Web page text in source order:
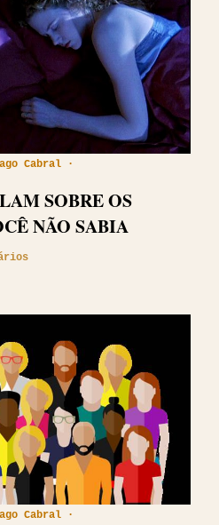
Cabral
SOBRE OS
NÃO SABIA
Cabral